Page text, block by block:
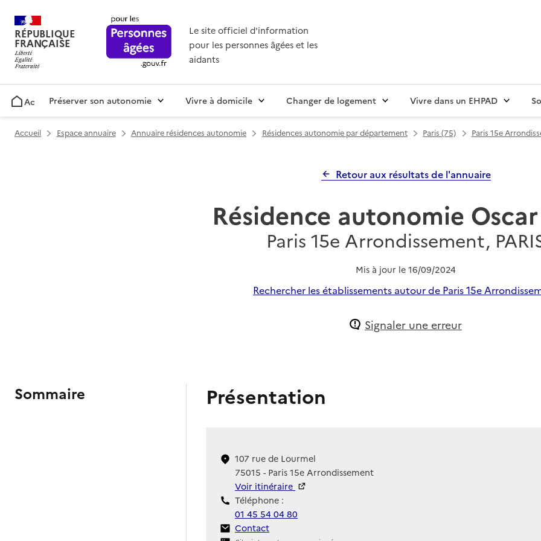
RÉPUBLIQUE
FRANÇAISE
Le site officiel d'information
pour les personnes âgées et les
aidants
AccueilPréserver son autonomie Vivre à domicile Changer de logement Vivre dans un EHPAD
Accueil Espace annuaire Annuaire résidences autonomie Résidences autonomie par département Paris (75) Paris 15e
Retour aux résultats de l'annuaire
Résidence autonomie
Paris 15e Arrondissement,
Mis à jour le 16/09/2024
Rechercher les établissements autour de Paris 15e
Signaler une erreur
Sommaire Présentation
107 rue de Lourmel
75015 - Paris 15e Arrondissement
Voir itinéraire
Téléphone :
01 45 54 04 80
Contact
Contact